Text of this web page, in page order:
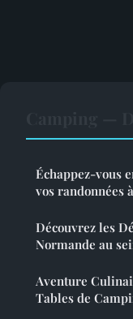
Échappez-vous
vos randonnées
Découvrez les
Normande au
Aventure
Tables de